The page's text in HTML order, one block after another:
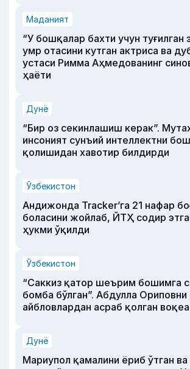
Маданият
“У бошқалар бахти учун туғилган
умр отасини кутган актриса ва
устаси Римма Аҳмедованинг
ҳаёти
Дунё
“Бир оз секинлашиш керак”.
инсоният сунъий интеллектни
қолишидан хавотир билдирди
Ўзбекистон
Андижонда Tracker’га 21 нафар
боласини жойлаб, ЙТҲ содир
ҳукми ўқилди
Ўзбекистон
“Саккиз қатор шеърим бошимга
бомба бўлган”. Абдулла Ориповни
айбловлардан асраб қолган воқеа
Дунё
Мариупол қамалини ёриб ўтган